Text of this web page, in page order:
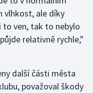
vlhkost, ale díky
to ven, tak to nebylo
relativně rychle,"
další části města
považoval škody